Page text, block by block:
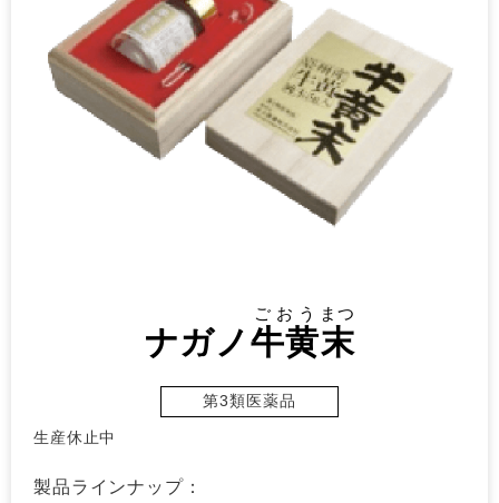
ナガノ牛黄
ごおう
末
まつ
第3類医薬品
生産休止中
製品ラインナップ：